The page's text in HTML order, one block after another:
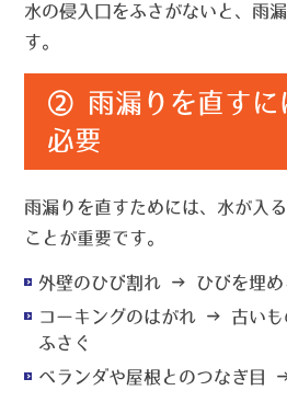
水の侵入口をふさがないと、雨
す。
② 雨漏りを直すに
必要
雨漏りを直すためには、 水が入
こと が重要です。
外壁のひび割れ → ひびを埋め
コーキングのはがれ → 古いも
ふさぐ
ベランダや屋根とのつなぎ目